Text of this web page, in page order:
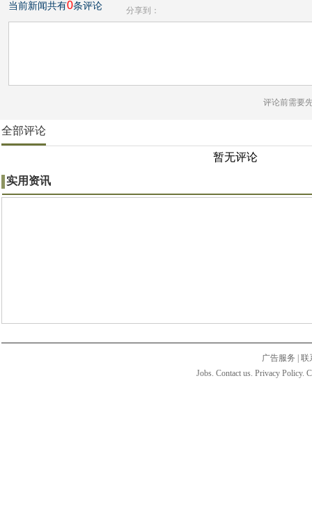
当前新闻共有0条评论 分享到：
评论前需要
全部评论
暂无评论
实用资讯
广告服务
联
Jobs. Contact us. Privacy Policy.